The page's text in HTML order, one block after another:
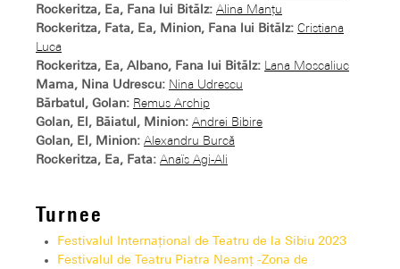
Rockeritza, Ea, Fana lui Bitălz: Alina Manţu
Rockeritza, Fata, Ea, Minion, Fana lui Bitălz: Cristiana
Luca
Rockeritza, Ea, Albano, Fana lui Bitălz: Lana Moscaliuc
Mama, Nina Udrescu: Nina Udrescu
Bărbatul, Golan: Remus Archip
Golan, El, Băiatul, Minion: Andrei Bibire
Golan, El, Minion: Alexandru Burcă
Rockeritza, Ea, Fata: Anaïs Agi-Ali
Turnee
Festivalul Internațional de Teatru de la Sibiu 2023
Festivalul de Teatru Piatra Neamț -Zona de